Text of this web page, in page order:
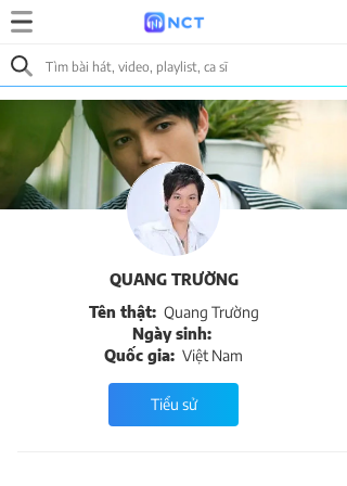
QUANG TRƯỜNG
Tên thật: Quang Trường
Ngày sinh:
Quốc gia: Việt Nam
Tiểu sử